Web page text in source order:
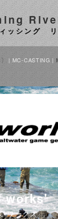
ッシング
| MC-CASTING |
works'
ワークス